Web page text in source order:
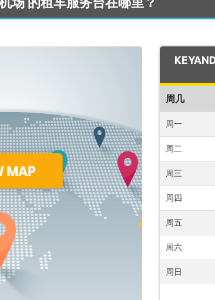
周几
周一
周二
周三
周四
周五
周六
周日